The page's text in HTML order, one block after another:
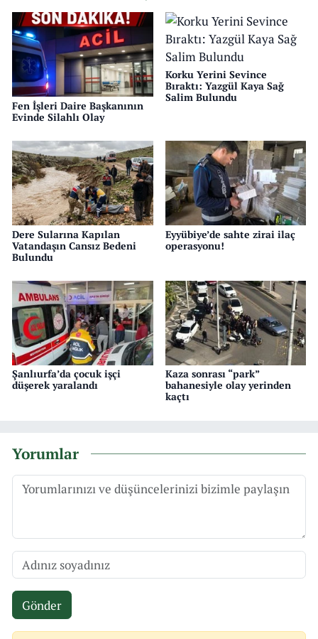
Fen İşleri Daire Başkanının
Evinde Silahlı Olay
Korku Yerini Sevince
Bıraktı: Yazgül Kaya Sağ
Salim Bulundu
Dere Sularına Kapılan
Vatandaşın Cansız Bedeni
Bulundu
Eyyübiye’de sahte zirai ilaç
operasyonu!
Şanlıurfa’da çocuk işçi
düşerek yaralandı
Kaza sonrası “park”
bahanesiyle olay yerinden
kaçtı
Yorumlar
Gönder